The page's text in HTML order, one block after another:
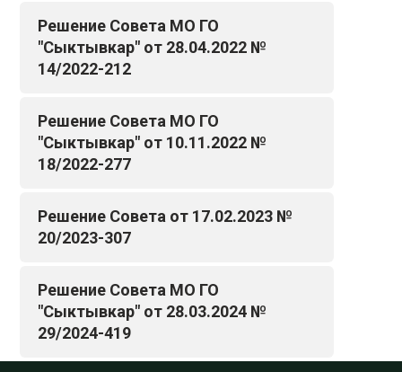
Решение Совета МО ГО
"Сыктывкар" от 28.04.2022 №
14/2022-212
Решение Совета МО ГО
"Сыктывкар" от 10.11.2022 №
18/2022-277
Решение Совета от 17.02.2023 №
20/2023-307
Решение Совета МО ГО
"Сыктывкар" от 28.03.2024 №
29/2024-419